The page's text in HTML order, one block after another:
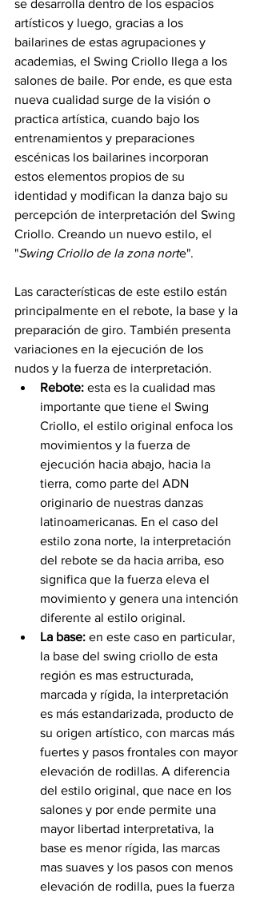
se desarrolla dentro de los espacios
artísticos y luego, gracias a los
bailarines de estas agrupaciones y
academias, el Swing Criollo llega a los
salones de baile. Por ende, es que esta
nueva cualidad surge de la visión o
practica artística, cuando bajo los
entrenamientos y preparaciones
escénicas los bailarines incorporan
estos elementos propios de su
identidad y modifican la danza bajo su
percepción de interpretación del Swing
Criollo. Creando un nuevo estilo, el
"Swing Criollo de la zona norte".
Las características de este estilo están
principalmente en el rebote, la base y la
preparación de giro. También presenta
variaciones en la ejecución de los
nudos y la fuerza de interpretación.
Rebote: esta es la cualidad mas
importante que tiene el Swing
Criollo, el estilo original enfoca los
movimientos y la fuerza de
ejecución hacia abajo, hacia la
tierra, como parte del ADN
originario de nuestras danzas
latinoamericanas. En el caso del
estilo zona norte, la interpretación
del rebote se da hacia arriba, eso
significa que la fuerza eleva el
movimiento y genera una intención
diferente al estilo original.
La base: en este caso en particular,
la base del swing criollo de esta
región es mas estructurada,
marcada y rígida, la interpretación
es más estandarizada, producto de
su origen artístico, con marcas más
fuertes y pasos frontales con mayor
elevación de rodillas. A diferencia
del estilo original, que nace en los
salones y por ende permite una
mayor libertad interpretativa, la
base es menor rígida, las marcas
mas suaves y los pasos con menos
elevación de rodilla, pues la fuerza